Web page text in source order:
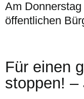
Am
öffentlichen
Für einen
stoppen! –